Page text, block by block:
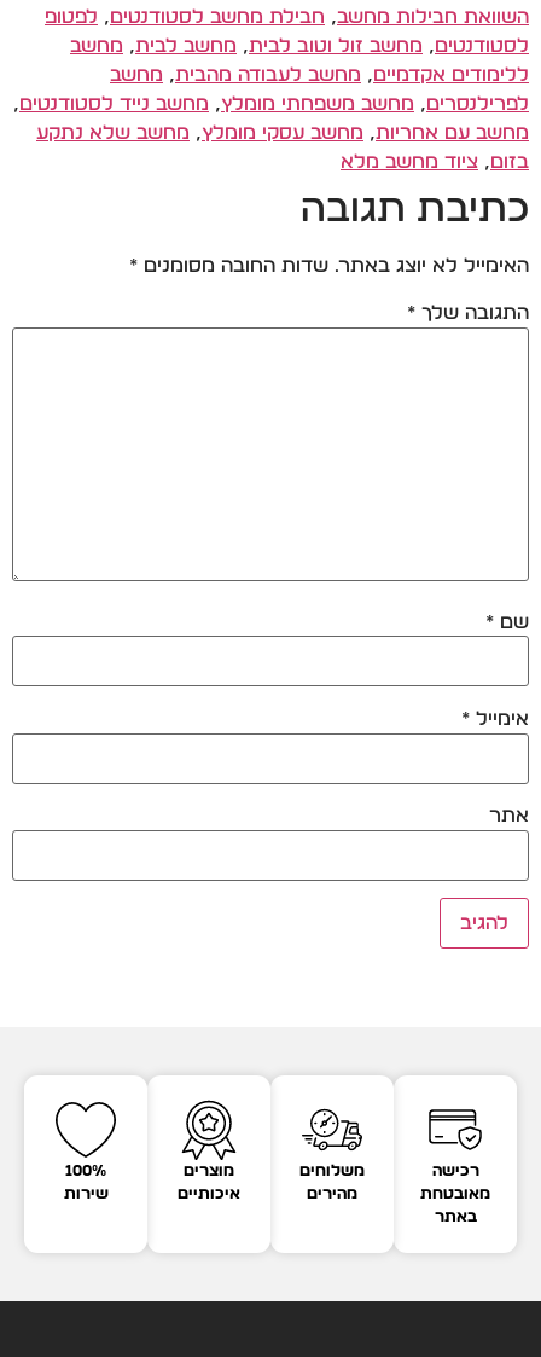
השוואת חבילות מחשב, חבילת מחשב לסטודנטים, לפטופ
לסטודנטים, מחשב זול וטוב לבית, מחשב לבית, מחשב
ללימודים אקדמיים, מחשב לעבודה מהבית, מחשב
לפרילנסרים, מחשב משפחתי מומלץ, מחשב נייד לסטודנטים,
מחשב עם אחריות, מחשב עסקי מומלץ, מחשב שלא נתקע
בזום, ציוד מחשב מלא
כתיבת תגובה
האימייל לא יוצג באתר. שדות החובה מסומנים *
התגובה שלך *
שם *
אימייל *
אתר
רכישה
מאובטחת
באתר
משלוחים
מהירים
מוצרים
איכותיים
100%
שירות